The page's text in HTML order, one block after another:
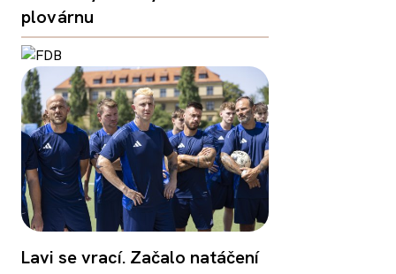
plovárnu
Lavi se vrací. Začalo natáčení